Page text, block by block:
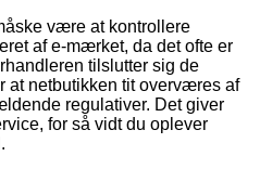
være at kontrollere
af e-mærket, da det ofte er
tilslutter sig de
at netbutikken tit overværes af
regulativer. Det giver
for så vidt du oplever